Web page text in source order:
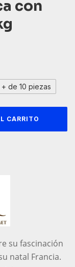
con
de 10 piezas
su fascinación
natal Francia.